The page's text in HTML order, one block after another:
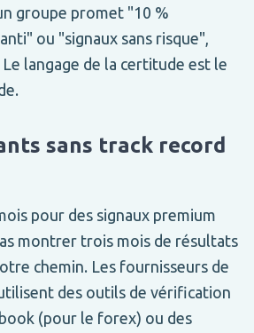
groupe promet "10 %
ou "signaux sans risque",
langage de la certitude est le
sans track record
pour des signaux premium
montrer trois mois de résultats
chemin. Les fournisseurs de
des outils de vérification
(pour le forex) ou des